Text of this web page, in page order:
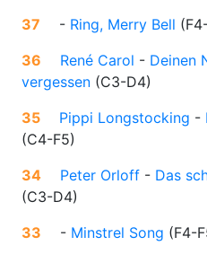
37
- Ring, Merry Bell (
36
René Carol - Deinen
vergessen (C3-D4)
35
Pippi Longstocking -
(C4-F5)
34
Peter Orloff - Das
(C3-D4)
33
- Minstrel Song (F4-